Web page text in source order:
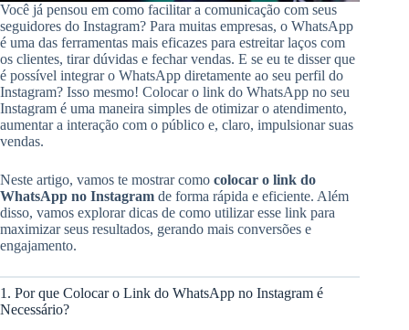
Você já pensou em como facilitar a comunicação com seus
seguidores do Instagram? Para muitas empresas, o WhatsApp
é uma das ferramentas mais eficazes para estreitar laços com
os clientes, tirar dúvidas e fechar vendas. E se eu te disser que
é possível integrar o WhatsApp diretamente ao seu perfil do
Instagram? Isso mesmo! Colocar o link do WhatsApp no seu
Instagram é uma maneira simples de otimizar o atendimento,
aumentar a interação com o público e, claro, impulsionar suas
vendas.
Neste artigo, vamos te mostrar como colocar o link do
WhatsApp no Instagram de forma rápida e eficiente. Além
disso, vamos explorar dicas de como utilizar esse link para
maximizar seus resultados, gerando mais conversões e
engajamento.
1. Por que Colocar o Link do WhatsApp no Instagram é
Necessário?